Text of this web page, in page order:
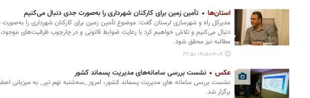
استان‌ها تأمین زمین برای کارکنان شهرداری را به‌صورت جدی دنبال می‌کنیم
مدیرکل راه و شهرسازی لرستان گفت: موضوع تأمین زمین برای کارکنان شهرداری را
دنبال می‌کنیم و تلاش خواهیم کرد با رعایت ضوابط قانونی و در چارچوب ظرفیت‌های
مطالبه نیز محقق شود.
۱۴۰۵-۰۴-۰۹ ۲۲:۵۰
عکس نشست بررسی سامانه‌های مدیریت پسماند کشور
نشست بررسی سامانه های مدیریت پسماند کشور، امروز _سه‌شنبه نهم تیر_ به میزبانی
برگزار شد.